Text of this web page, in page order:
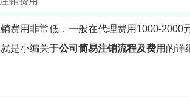
费用非常低，一般在代理费用1000-2000元
是小编关于公司简易注销流程及费用 的详